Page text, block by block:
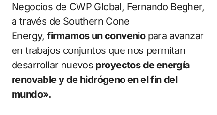
Negocios de CWP Global, Fernando Begher,
a través de Southern Cone
Energy,firmamos un convenio para avanzar
en trabajos conjuntos que nos permitan
desarrollar nuevos proyectos de energía
renovable y de hidrógeno en el fin del
mundo».